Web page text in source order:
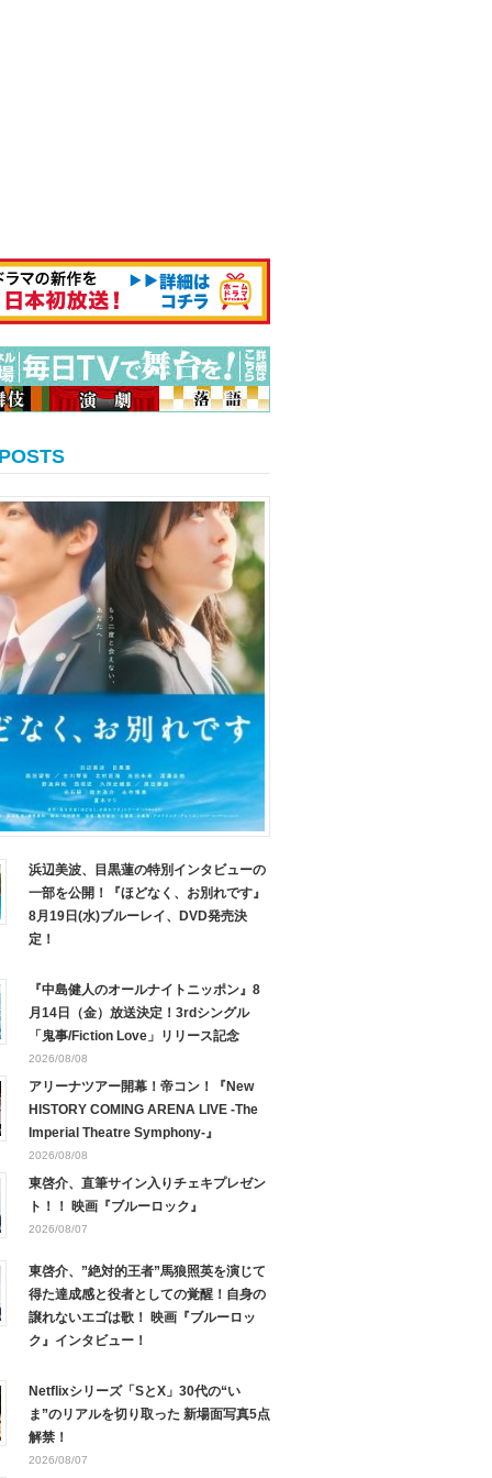
浜辺美波、目黒蓮の特別インタビューの
一部を公開！『ほどなく、お別れです』
8月19日(水)ブルーレイ、DVD発売決
定！
『中島健人のオールナイトニッポン』8
月14日（金）放送決定！3rdシングル
「鬼事/Fiction Love」リリース記念
2026/08/08
アリーナツアー開幕！帝コン！『New
HISTORY COMING ARENA LIVE -The
Imperial Theatre Symphony-』
2026/08/08
東啓介、直筆サイン入りチェキプレゼン
ト！！ 映画『ブルーロック』
2026/08/07
東啓介、”絶対的王者”馬狼照英を演じて
得た達成感と役者としての覚醒！自身の
譲れないエゴは歌！ 映画『ブルーロッ
ク』インタビュー！
Netflixシリーズ「SとX」30代の“い
ま”のリアルを切り取った 新場面写真5点
解禁！
2026/08/07